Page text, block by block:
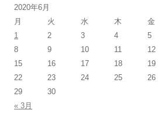
2020年6月
月
火 水 木 金
1
2 3 4 5
8
9 10 11 12
15
16 17 18 19
22
23 24 25 26
29
30
« 3月